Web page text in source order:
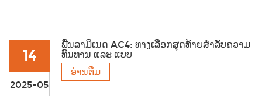
14
2025-05
ພື້ນລາມິເນດ AC4: ທາງເລືອກສຸດທ້າຍສຳລັບຄວາມ
ທົນທານ ແລະ ແບບ
ອ່ານຕື່ມ